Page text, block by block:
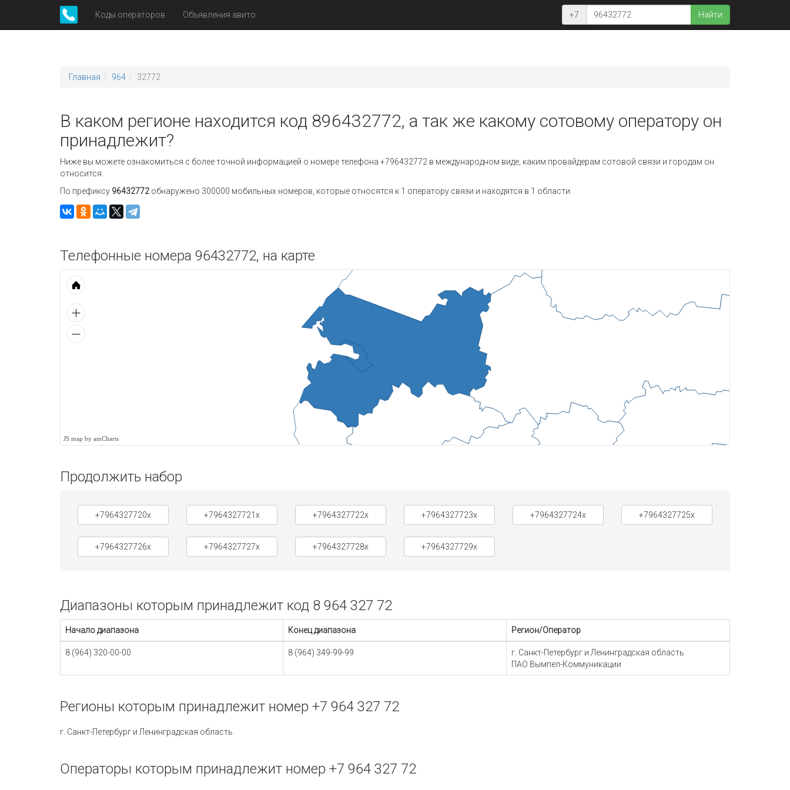
Коды операторов Объявления авито +7 Найти
Главная 964 32772
В каком регионе находится код 896432772, а так же какому сотовому оператору он
принадлежит?
Ниже вы можете ознакомиться с более точной информацией о номере телефона +796432772 в международном виде, каким провайдерам сотовой связи и городам он
относится.
По префиксу 96432772 обнаружено 300000 мобильных номеров, которые относятся к 1 оператору связи и находятся в 1 области.
Телефонные номера 96432772, на карте
JS map by amCharts
Продолжить набор
+7964327720x +7964327721x +7964327722x +7964327723x +7964327724x +7964327725x
+7964327726x +7964327727x +7964327728x +7964327729x
Диапазоны которым принадлежит код 8 964 327 72
Начало диапазона Конец диапазона Регион/Оператор
8 (964) 320-00-00 8 (964) 349-99-99
г. Санкт-Петербург и Ленинградская область
ПАО Вымпел-Коммуникации
Регионы которым принадлежит номер +7 964 327 72
г. Санкт-Петербург и Ленинградская область
Операторы которым принадлежит номер +7 964 327 72